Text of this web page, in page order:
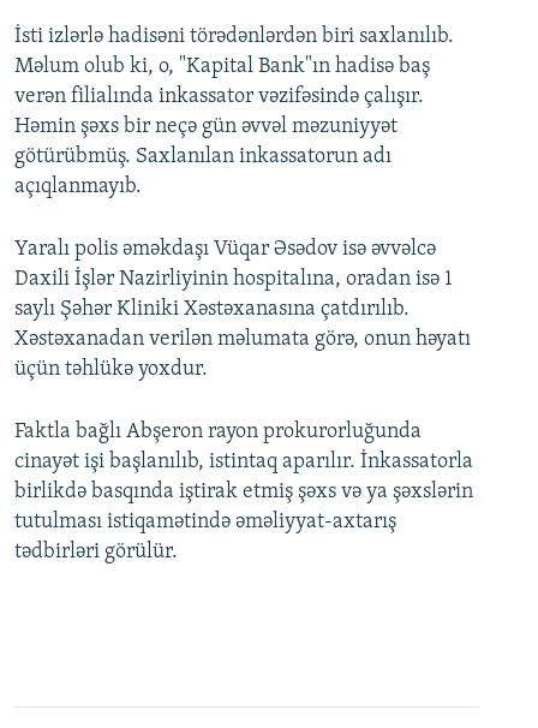
İsti izlərlə hadisəni törədənlərdən biri saxlanılıb.
Məlum olub ki, o, "Kapital Bank"ın hadisə baş
verən filialında inkassator vəzifəsində çalışır.
Həmin şəxs bir neçə gün əvvəl məzuniyyət
götürübmüş. Saxlanılan inkassatorun adı
açıqlanmayıb.
Yaralı polis əməkdaşı Vüqar Əsədov isə əvvəlcə
Daxili İşlər Nazirliyinin hospitalına, oradan isə 1
saylı Şəhər Kliniki Xəstəxanasına çatdırılıb.
Xəstəxanadan verilən məlumata görə, onun həyatı
üçün təhlükə yoxdur.
Faktla bağlı Abşeron rayon prokurorluğunda
cinayət işi başlanılıb, istintaq aparılır. İnkassatorla
birlikdə basqında iştirak etmiş şəxs və ya şəxslərin
tutulması istiqamətində əməliyyat-axtarış
tədbirləri görülür.